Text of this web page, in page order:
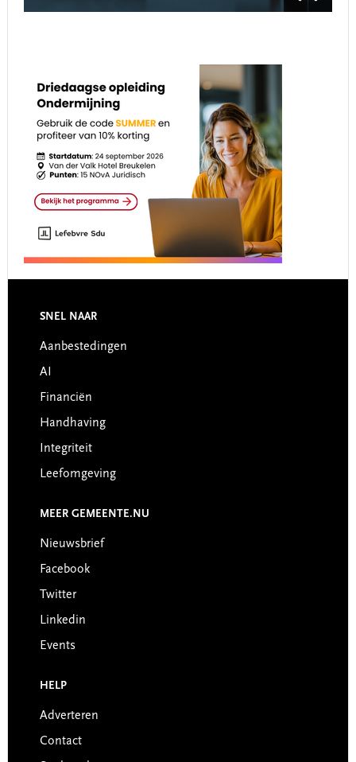
Footer
SNEL NAAR
Aanbestedingen
AI
Financiën
Handhaving
Integriteit
Leefomgeving
MEER GEMEENTE.NU
Nieuwsbrief
Facebook
Twitter
Linkedin
Events
HELP
Adverteren
Contact